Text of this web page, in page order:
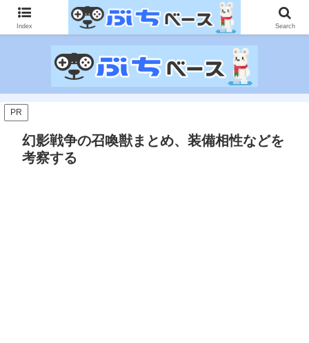
ゲームに課金して得た情報をゲーム記事に仕上げて、収益以上の課金をする無
限機関サイトです。
PR
幻影戦争の召喚獣まとめ、装備相性などを
考察する
Index Search